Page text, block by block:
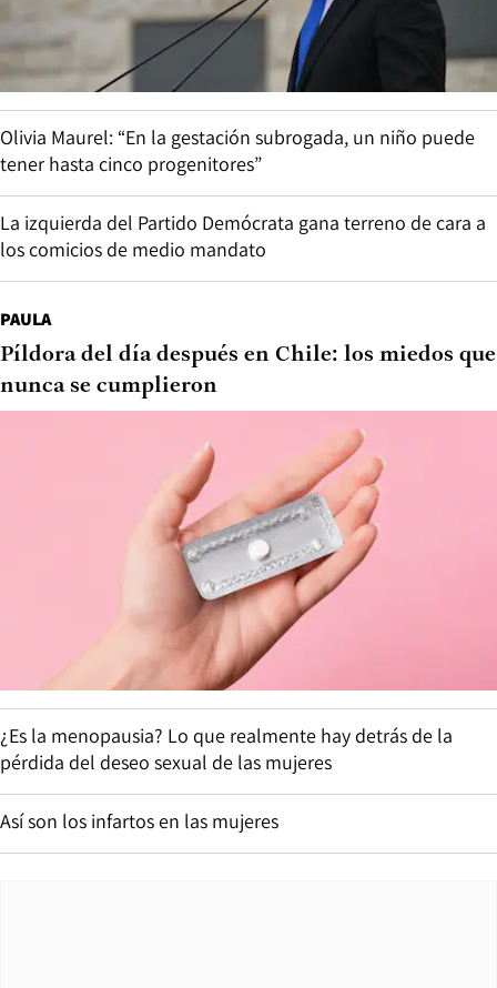
Olivia Maurel: “En la gestación subrogada, un niño puede
tener hasta cinco progenitores”
La izquierda del Partido Demócrata gana terreno de cara a
los comicios de medio mandato
PAULA
Píldora del día después en Chile: los miedos que
nunca se cumplieron
¿Es la menopausia? Lo que realmente hay detrás de la
pérdida del deseo sexual de las mujeres
Así son los infartos en las mujeres